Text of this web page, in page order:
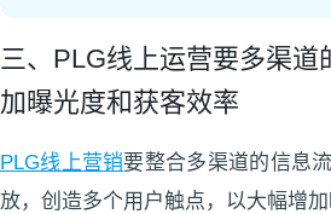
三、PLG线上运营要多渠道
加曝光度和获客效率
PLG线上营销要整合多渠道的信息
放，创造多个用户触点，以大幅增